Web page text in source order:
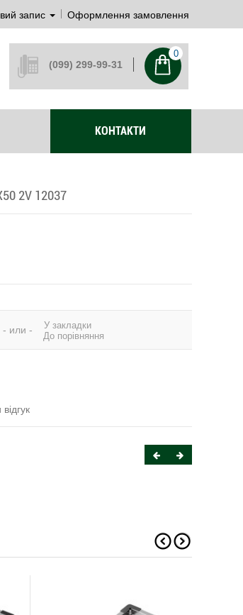
запис Оформлення замовлення
(099) 299-99-31
0
КОНТАКТИ
2V 12037
- или -
У закладки
До порівняння